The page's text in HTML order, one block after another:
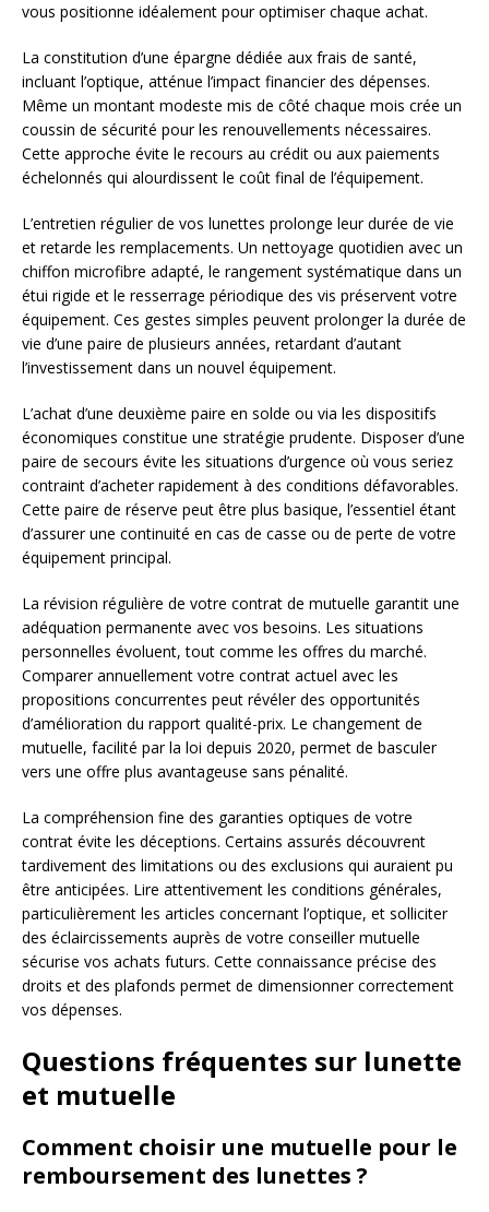
vous positionne idéalement pour optimiser chaque achat.
La constitution d’une épargne dédiée aux frais de santé,
incluant l’optique, atténue l’impact financier des dépenses.
Même un montant modeste mis de côté chaque mois crée un
coussin de sécurité pour les renouvellements nécessaires.
Cette approche évite le recours au crédit ou aux paiements
échelonnés qui alourdissent le coût final de l’équipement.
L’entretien régulier de vos lunettes prolonge leur durée de vie
et retarde les remplacements. Un nettoyage quotidien avec un
chiffon microfibre adapté, le rangement systématique dans un
étui rigide et le resserrage périodique des vis préservent votre
équipement. Ces gestes simples peuvent prolonger la durée de
vie d’une paire de plusieurs années, retardant d’autant
l’investissement dans un nouvel équipement.
L’achat d’une deuxième paire en solde ou via les dispositifs
économiques constitue une stratégie prudente. Disposer d’une
paire de secours évite les situations d’urgence où vous seriez
contraint d’acheter rapidement à des conditions défavorables.
Cette paire de réserve peut être plus basique, l’essentiel étant
d’assurer une continuité en cas de casse ou de perte de votre
équipement principal.
La révision régulière de votre contrat de mutuelle garantit une
adéquation permanente avec vos besoins. Les situations
personnelles évoluent, tout comme les offres du marché.
Comparer annuellement votre contrat actuel avec les
propositions concurrentes peut révéler des opportunités
d’amélioration du rapport qualité-prix. Le changement de
mutuelle, facilité par la loi depuis 2020, permet de basculer
vers une offre plus avantageuse sans pénalité.
La compréhension fine des garanties optiques de votre
contrat évite les déceptions. Certains assurés découvrent
tardivement des limitations ou des exclusions qui auraient pu
être anticipées. Lire attentivement les conditions générales,
particulièrement les articles concernant l’optique, et solliciter
des éclaircissements auprès de votre conseiller mutuelle
sécurise vos achats futurs. Cette connaissance précise des
droits et des plafonds permet de dimensionner correctement
vos dépenses.
Questions fréquentes sur lunette
et mutuelle
Comment choisir une mutuelle pour le
remboursement des lunettes ?